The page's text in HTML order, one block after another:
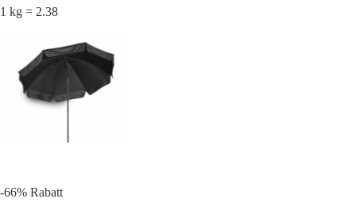
1 kg = 2.38
-66% Rabatt